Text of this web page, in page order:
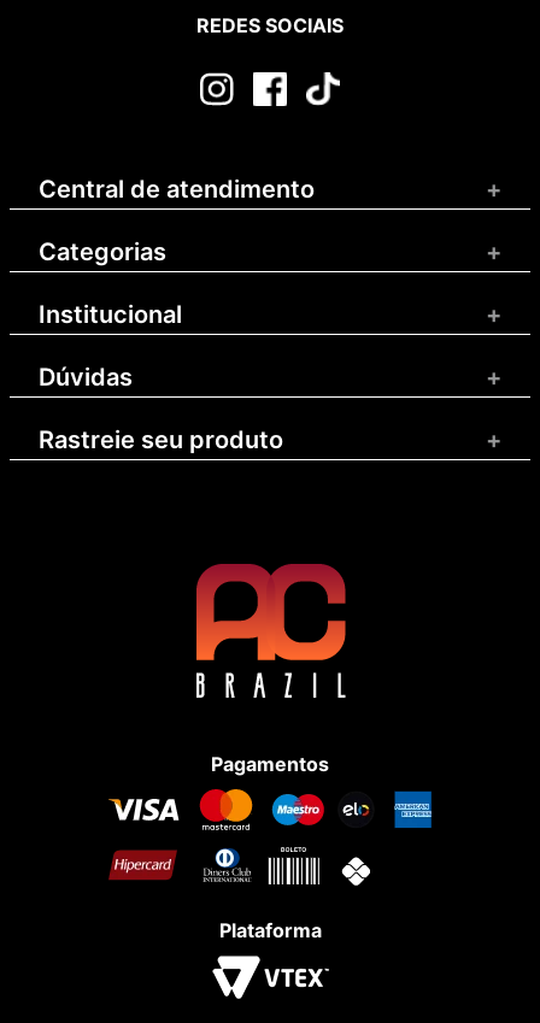
REDES SOCIAIS
Central de atendimento +
Categorias +
Institucional +
Dúvidas +
Rastreie seu produto +
Pagamentos
Plataforma